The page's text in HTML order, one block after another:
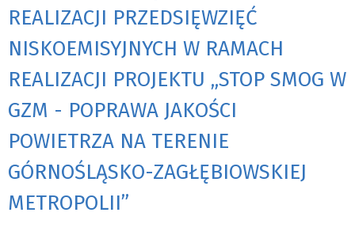
REALIZACJI PRZEDSIĘWZIĘĆ
NISKOEMISYJNYCH W RAMACH
REALIZACJI PROJEKTU „STOP SMOG W
GZM - POPRAWA JAKOŚCI
POWIETRZA NA TERENIE
GÓRNOŚLĄSKO-ZAGŁĘBIOWSKIEJ
METROPOLII”